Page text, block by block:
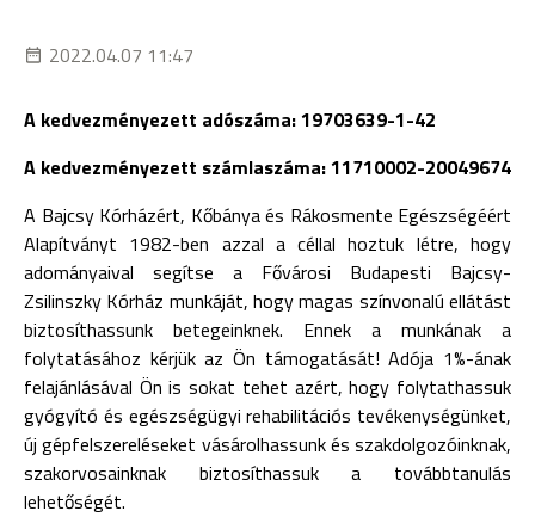
2022.04.07 11:47
A kedvezményezett adószáma: 19703639-1-42
A kedvezményezett számlaszáma:11710002-20049674
A Bajcsy Kórházért, Kőbánya és Rákosmente Egészségéért
Alapítványt 1982-ben azzal a céllal hoztuk létre, hogy
adományaival segítse a Fővárosi Budapesti Bajcsy-
Zsilinszky Kórház munkáját, hogy magas színvonalú ellátást
biztosíthassunk betegeinknek. Ennek a munkának a
folytatásához kérjük az Ön támogatását! Adója 1%-ának
felajánlásával Ön is sokat tehet azért, hogy folytathassuk
gyógyító és egészségügyi rehabilitációs tevékenységünket,
új gépfelszereléseket vásárolhassunk és szakdolgozóinknak,
szakorvosainknak biztosíthassuk a továbbtanulás
lehetőségét.